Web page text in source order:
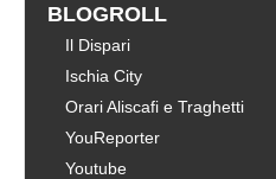
BLOGROLL
Il Dispari
Ischia City
Orari Aliscafi e Traghetti
YouReporter
Youtube